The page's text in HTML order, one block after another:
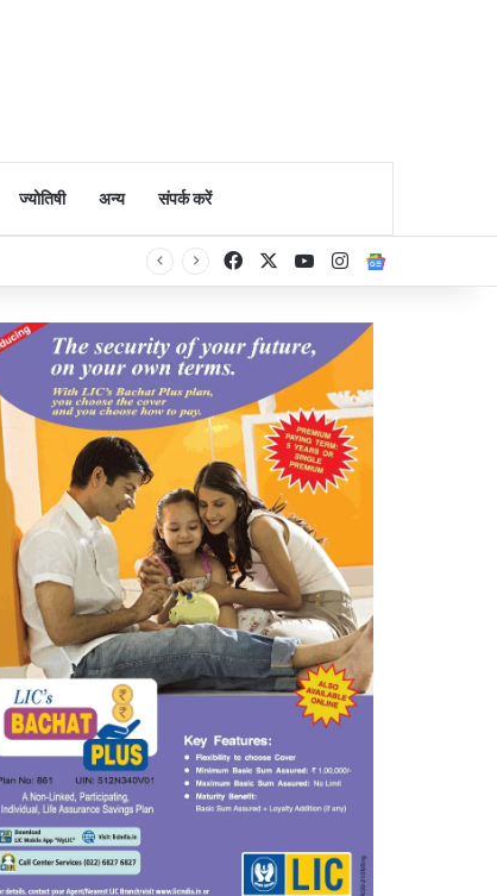
ज्योतिषी अन्य संपर्क करें
FacebookYouTubeInstagram